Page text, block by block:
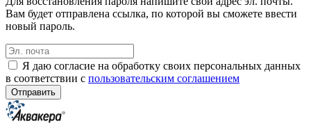
Вам будет отправлена ссылка, по которой вы сможете ввести
новый пароль.
Я даю согласие на обработку своих персональных данных
в соответствии с пользовательским соглашением